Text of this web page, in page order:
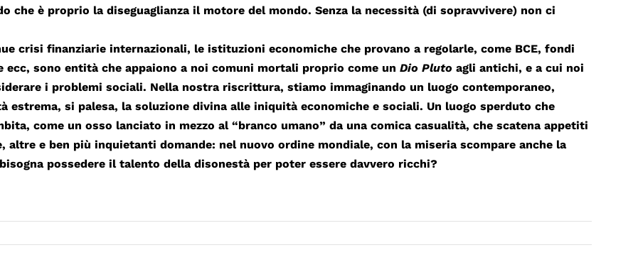
che è proprio la diseguaglianza il motore del mondo. Senza la necessità (di sopravvivere) non ci
crisi finanziarie internazionali, le istituzioni economiche che provano a regolarle, come BCE, fondi
sono entità che appaiono a noi comuni mortali proprio come un Dio Pluto agli antichi, e a cui noi
i problemi sociali. Nella nostra riscrittura, stiamo immaginando un luogo contemporaneo,
estrema, si palesa, la soluzione divina alle iniquità economiche e sociali. Un luogo sperduto che
come un osso lanciato in mezzo al “branco umano” da una comica casualità, che scatena appetiti
altre e ben più inquietanti domande: nel nuovo ordine mondiale, con la miseria scompare anche la
possedere il talento della disonestà per poter essere davvero ricchi?